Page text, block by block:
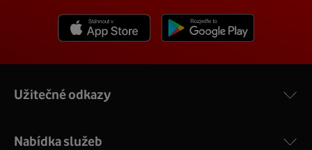
Užitečné odkazy
Nabídka služeb